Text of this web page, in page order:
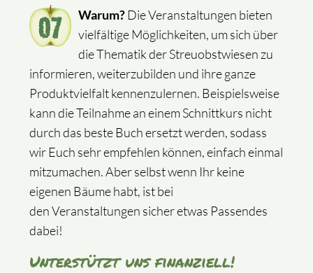
Warum?Die Veranstaltungen bieten
vielfältige Möglichkeiten, um sich über
die Thematik der Streuobstwiesen zu
informieren, weiterzubilden und ihre ganze
Produktvielfalt kennenzulernen. Beispielsweise
kann die Teilnahme an einem Schnittkurs nicht
durch das beste Buch ersetzt werden, sodass
wir Euch sehr empfehlen können, einfach einmal
mitzumachen. Aber selbst wenn Ihr keine
eigenen Bäume habt, ist bei
den Veranstaltungen sicher etwas Passendes
dabei!
Unterstützt uns finanziell!